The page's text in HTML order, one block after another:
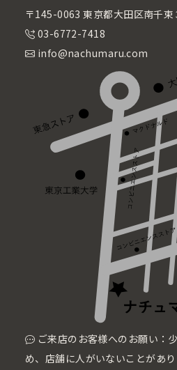
〒145-0063 東京都大田区南千束
03-6772-7418
info@nachumaru.com
ご来店のお客様へのお願い：
め、店舗に人がいないことがあ